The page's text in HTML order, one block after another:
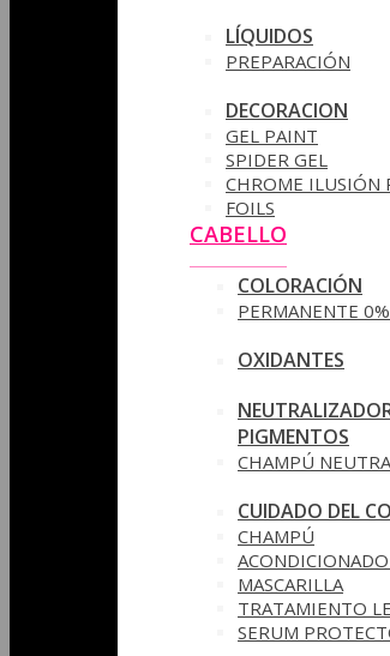
LÍQUIDOS
PREPARACIÓN
DECORACION
GEL PAINT
SPIDER GEL
CHROME ILUSIÓN
FOILS
CABELLO
COLORACIÓN
PERMANENTE
OXIDANTES
PIGMENTOS
CHAMPÚ
CUIDADO DEL
CHAMPÚ
MASCARILLA
TRATAMIENTO
SERUM